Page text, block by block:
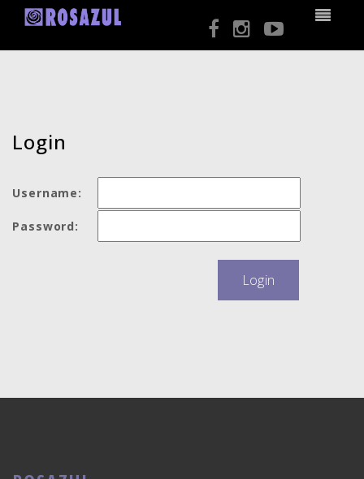
Login
Username:
Password: